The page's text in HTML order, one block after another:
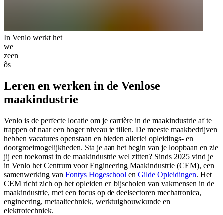
In Venlo werkt het
we
zeen
ôs
Leren en werken in de Venlose
maakindustrie
Venlo is de perfecte locatie om je carrière in de maakindustrie af te
trappen of naar een hoger niveau te tillen. De meeste maakbedrijven
hebben vacatures openstaan en bieden allerlei opleidings- en
doorgroeimogelijkheden. Sta je aan het begin van je loopbaan en zie
jij een toekomst in de maakindustrie wel zitten? Sinds 2025 vind je
in Venlo het Centrum voor Engineering Maakindustrie (CEM), een
samenwerking van Fontys Hogeschool en Gilde Opleidingen. Het
CEM richt zich op het opleiden en bijscholen van vakmensen in de
maakindustrie, met een focus op de deelsectoren mechatronica,
engineering, metaaltechniek, werktuigbouwkunde en
elektrotechniek.